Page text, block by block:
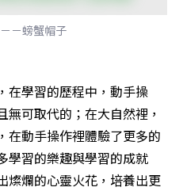
－螃蟹帽子
在學習的歷程中，動手操
可取代的；在大自然裡，
在動手操作裡體驗了更多的
學習的樂趣與學習的成就
燦爛的心靈火花，培養出更